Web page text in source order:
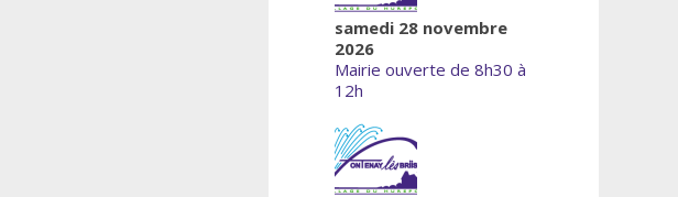
samedi 28 novembre
2026
Mairie ouverte de 8h30 à
12h